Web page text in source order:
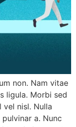
non. Nam vitae
ligula. Morbi sed
nisl. Nulla
a. Nunc